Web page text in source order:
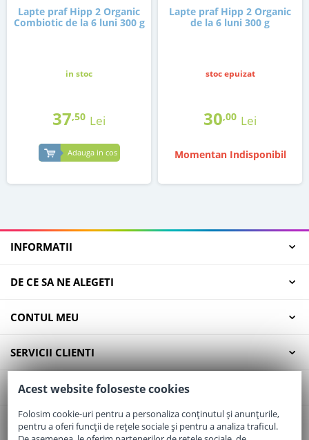
Lapte praf Hipp 2 Organic
Combiotic de la 6 luni 300 g
in stoc
37,50 Lei
Adauga in cos
Lapte praf Hipp 2 Organic
de la 6 luni 300 g
stoc epuizat
30,00 Lei
Momentan Indisponibil
INFORMATII
DE CE SA NE ALEGETI
CONTUL MEU
SERVICII CLIENTI
CONTACT
Email:office@elaptepraf.ro
Acest website foloseste cookies
Folosim cookie-uri pentru a personaliza conținutul și anunțurile,
pentru a oferi funcții de rețele sociale și pentru a analiza traficul.